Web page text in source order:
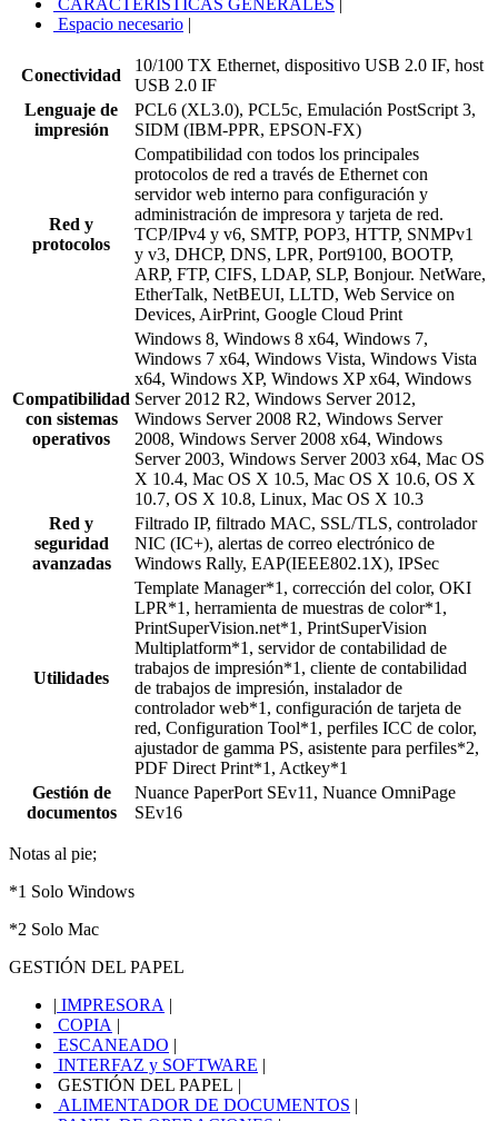
CARACTERÍSTICAS GENERALES
Espacio necesario |
Conectividad
10/100 TX Ethernet, dispositivo USB 2.0 IF, host
USB 2.0 IF
Lenguaje de
impresión
PCL6 (XL3.0), PCL5c, Emulación PostScript 3,
SIDM (IBM-PPR, EPSON-FX)
Red y
protocolos
Compatibilidad con todos los principales
protocolos de red a través de Ethernet con
servidor web interno para configuración y
administración de impresora y tarjeta de red.
TCP/IPv4 y v6, SMTP, POP3, HTTP, SNMPv1
y v3, DHCP, DNS, LPR, Port9100, BOOTP,
ARP, FTP, CIFS, LDAP, SLP, Bonjour. NetWare,
EtherTalk, NetBEUI, LLTD, Web Service on
Devices, AirPrint, Google Cloud Print
Compatibilidad
con sistemas
operativos
Windows 8, Windows 8 x64, Windows 7,
Windows 7 x64, Windows Vista, Windows Vista
x64, Windows XP, Windows XP x64, Windows
Server 2012 R2, Windows Server 2012,
Windows Server 2008 R2, Windows Server
2008, Windows Server 2008 x64, Windows
Server 2003, Windows Server 2003 x64, Mac OS
X 10.4, Mac OS X 10.5, Mac OS X 10.6, OS X
10.7, OS X 10.8, Linux, Mac OS X 10.3
Red y
seguridad
avanzadas
Filtrado IP, filtrado MAC, SSL/TLS, controlador
NIC (IC+), alertas de correo electrónico de
Windows Rally, EAP(IEEE802.1X), IPSec
Utilidades
Template Manager*1, corrección del color, OKI
LPR*1, herramienta de muestras de color*1,
PrintSuperVision.net*1, PrintSuperVision
Multiplatform*1, servidor de contabilidad de
trabajos de impresión*1, cliente de contabilidad
de trabajos de impresión, instalador de
controlador web*1, configuración de tarjeta de
red, Configuration Tool*1, perfiles ICC de color,
ajustador de gamma PS, asistente para perfiles*2,
PDF Direct Print*1, Actkey*1
Gestión de
documentos
Nuance PaperPort SEv11, Nuance OmniPage
SEv16
Notas al pie;
*1 Solo Windows
*2 Solo Mac
GESTIÓN DEL PAPEL
| IMPRESORA |
COPIA |
ESCANEADO |
INTERFAZ y SOFTWARE |
GESTIÓN DEL PAPEL |
ALIMENTADOR DE DOCUMENTOS |